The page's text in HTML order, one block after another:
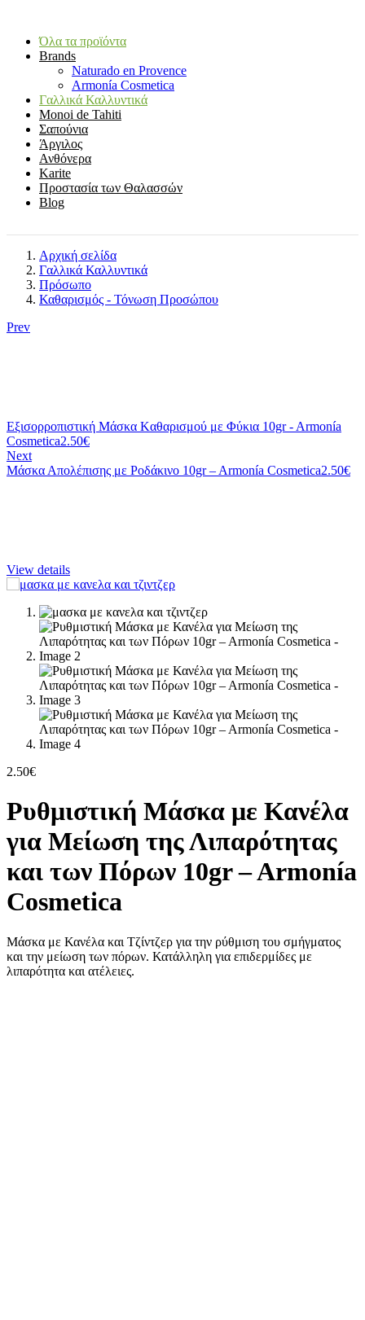
Όλα τα προϊόντα
Brands
Naturado en Provence
Armonía Cosmetica
Γαλλικά Καλλυντικά
Monoi de Tahiti
Σαπούνια
Άργιλος
Ανθόνερα
Karite
Προστασία των Θαλασσών
Blog
Αρχική σελίδα
Γαλλικά Καλλυντικά
Πρόσωπο
Καθαρισμός - Τόνωση Προσώπου
Prev
Εξισορροπιστική Μάσκα Kαθαρισμού με Φύκια 10gr - Armonía
Cosmetica2.50€
Next
Μάσκα Απολέπισης με Ροδάκινο 10gr – Armonía Cosmetica2.50€
View details
2.50€
Ρυθμιστική Μάσκα με Κανέλα
για Μείωση της Λιπαρότητας
και των Πόρων 10gr – Armonía
Cosmetica
Μάσκα με Κανέλα και Τζίντζερ για την ρύθμιση του σμήγματος
και την μείωση των πόρων. Κατάλληλη για επιδερμίδες με
λιπαρότητα και ατέλειες.